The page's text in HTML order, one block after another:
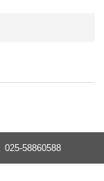
58860588